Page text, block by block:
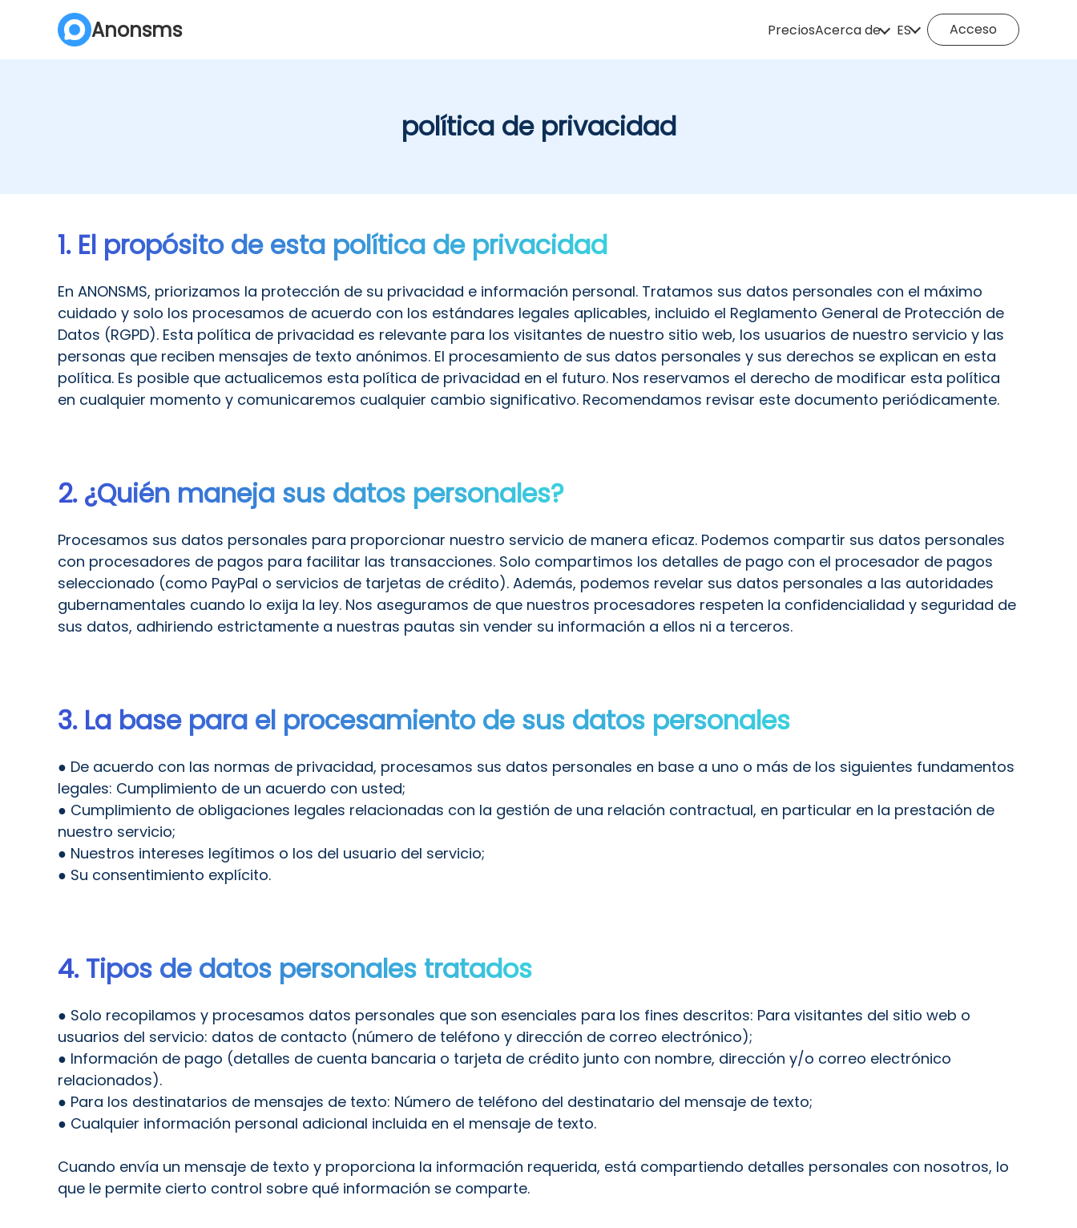
Anonsms PreciosAcerca de
ES
Čeština
Dansk
Suomi
Acceso
política de privacidad
1. El propósito de esta política de privacidad
En ANONSMS, priorizamos la protección de su privacidad e información personal. Tratamos sus datos personales con el máximo
cuidado y solo los procesamos de acuerdo con los estándares legales aplicables, incluido el Reglamento General de Protección de
Datos (RGPD). Esta política de privacidad es relevante para los visitantes de nuestro sitio web, los usuarios de nuestro servicio y las
personas que reciben mensajes de texto anónimos. El procesamiento de sus datos personales y sus derechos se explican en esta
política. Es posible que actualicemos esta política de privacidad en el futuro. Nos reservamos el derecho de modificar esta política
en cualquier momento y comunicaremos cualquier cambio significativo. Recomendamos revisar este documento periódicamente.
2. ¿Quién maneja sus datos personales?
Procesamos sus datos personales para proporcionar nuestro servicio de manera eficaz. Podemos compartir sus datos personales
con procesadores de pagos para facilitar las transacciones. Solo compartimos los detalles de pago con el procesador de pagos
seleccionado (como PayPal o servicios de tarjetas de crédito). Además, podemos revelar sus datos personales a las autoridades
gubernamentales cuando lo exija la ley. Nos aseguramos de que nuestros procesadores respeten la confidencialidad y seguridad de
sus datos, adhiriendo estrictamente a nuestras pautas sin vender su información a ellos ni a terceros.
3. La base para el procesamiento de sus datos personales
● De acuerdo con las normas de privacidad, procesamos sus datos personales en base a uno o más de los siguientes fundamentos
legales: Cumplimiento de un acuerdo con usted;
● Cumplimiento de obligaciones legales relacionadas con la gestión de una relación contractual, en particular en la prestación de
nuestro servicio;
● Nuestros intereses legítimos o los del usuario del servicio;
● Su consentimiento explícito.
4. Tipos de datos personales tratados
● Solo recopilamos y procesamos datos personales que son esenciales para los fines descritos: Para visitantes del sitio web o
usuarios del servicio: datos de contacto (número de teléfono y dirección de correo electrónico);
● Información de pago (detalles de cuenta bancaria o tarjeta de crédito junto con nombre, dirección y/o correo electrónico
relacionados).
● Para los destinatarios de mensajes de texto: Número de teléfono del destinatario del mensaje de texto;
● Cualquier información personal adicional incluida en el mensaje de texto.
Cuando envía un mensaje de texto y proporciona la información requerida, está compartiendo detalles personales con nosotros, lo
que le permite cierto control sobre qué información se comparte.